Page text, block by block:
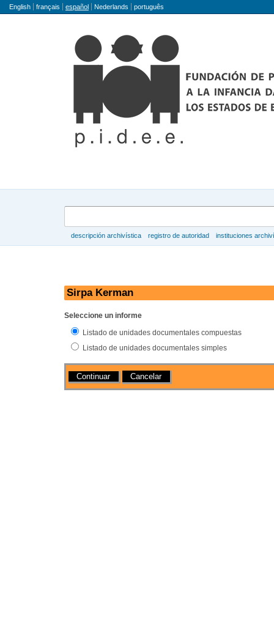
Idioma
English français español Nederlands português
descripción archivística registro de autoridad instituciones
Sirpa Kerman
Seleccione un informe
Listado de unidades documentales compuestas
Listado de unidades documentales simples
Acciones Cancelar